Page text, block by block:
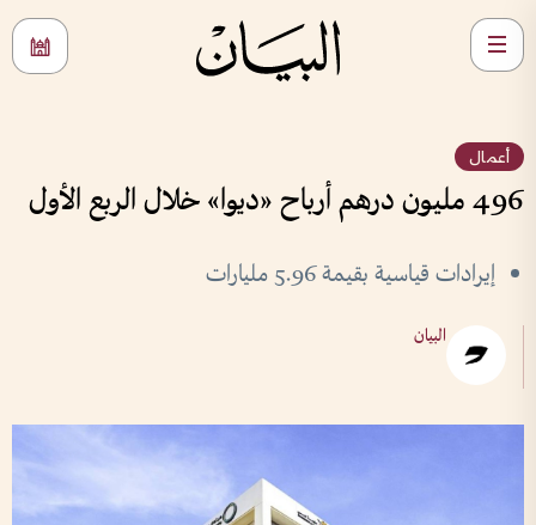
أعمال
496 مليون درهم أرباح «ديوا» خلال الربع الأول
إيرادات قياسية بقيمة 5.96 مليارات
البيان